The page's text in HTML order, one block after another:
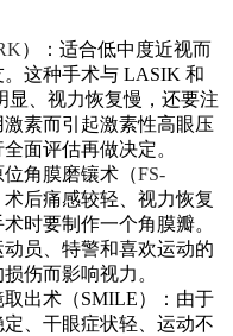
）：适合低中度近视而
这种手术与 LASIK 和
显、视力恢复慢，还要注
素而引起激素性高眼压
面评估再做决定。
角膜磨镶术（FS-
后痛感较轻、视力恢复
时要制作一个角膜瓣。
员、特警和喜欢运动的
伤而影响视力。
出术（SMILE）：由于
、干眼症状轻、运动不